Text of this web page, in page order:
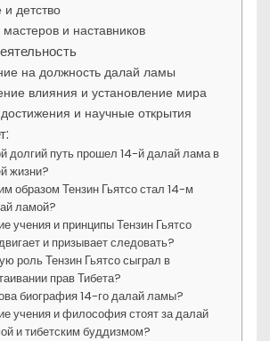
детство
и наставников
на должность далай ламы
влияния и установление мира
и научные открытия
долгий путь прошел 14-й далай лама в
жизни?
образом Тензин Гьятсо стал 14-м
ламой?
учения и принципы Тензин Гьятсо
и призывает следовать?
роль Тензин Гьятсо сыграл в
прав Тибета?
биография 14-го далай ламы?
учения и философия стоят за далай
и тибетским буддизмом?